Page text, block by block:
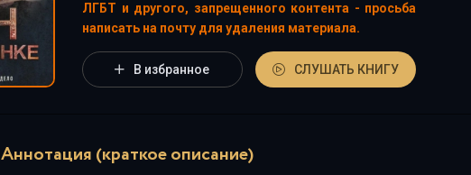
ЛГБТ и другого, запрещенного контента - просьба
написать на почту для удаления материала.
В избранное СЛУШАТЬ КНИГУ
Аннотация (краткое описание)